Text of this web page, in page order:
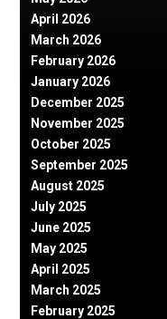
April 2026
March 2026
February 2026
January 2026
December 2025
November 2025
October 2025
September 2025
August 2025
July 2025
June 2025
May 2025
April 2025
March 2025
February 2025